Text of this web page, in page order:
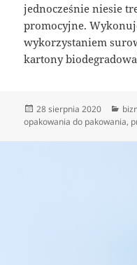
jednocześnie niesie
promocyjne.
wykorzystaniem
kartony
Data
publikacji
28 sierpnia 2020
opakowania do pakowania,